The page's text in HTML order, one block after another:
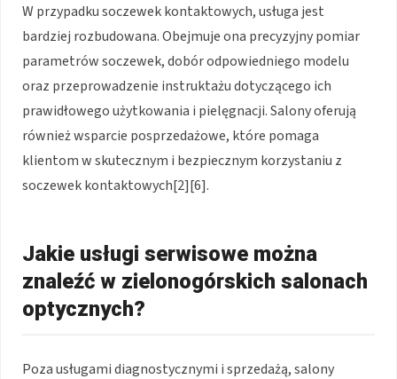
W przypadku soczewek kontaktowych, usługa jest
bardziej rozbudowana. Obejmuje ona precyzyjny pomiar
parametrów soczewek, dobór odpowiedniego modelu
oraz przeprowadzenie instruktażu dotyczącego ich
prawidłowego użytkowania i pielęgnacji. Salony oferują
również wsparcie posprzedażowe, które pomaga
klientom w skutecznym i bezpiecznym korzystaniu z
soczewek kontaktowych[2][6].
Jakie usługi serwisowe można
znaleźć w zielonogórskich salonach
optycznych?
Poza usługami diagnostycznymi i sprzedażą, salony